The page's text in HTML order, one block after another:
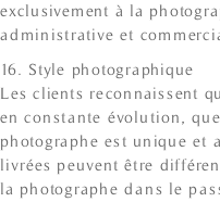
exclusivement à la
administrative et
16. Style photographique
Les clients reconnaissent
en constante évolution,
photographe est unique et
livrées peuvent être
la photographe dans le